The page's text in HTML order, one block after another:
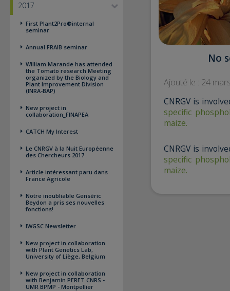
2017
First Plant2Pro®internal
seminar
Annual FRAIB seminar
William Marande has attended
the Tomato research Meeting
organized by the Biology and
Plant Improvement Division
(INRA-BAP)
New project in
collaboration_FINAPEA
CATCH My Interest
Le CNRGV à la Nuit Européenne
des Chercheurs 2017
Article intéressant paru dans
France Agricole
Notre inoubliable Genséric
Beydon a pris ses nouvelles
fonctions!
IWGSC Newsletter
New project in collaboration
with Plant Genetics Lab,
University of Liège, Belgium
New project in collaboration
with Benjamin PERET CNRS -
UMR BPMP - Montpellier
No
Ajouté le : 24
CNRGV is
specific
maize.
CNRGV is
specific
maize.